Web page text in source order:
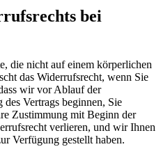
bei
die nicht auf einem körperlichen
das Widerrufsrecht, wenn Sie
wir vor Ablauf der
Vertrags beginnen, Sie
Zustimmung mit Beginn der
verlieren, und wir Ihnen
Verfügung gestellt haben.